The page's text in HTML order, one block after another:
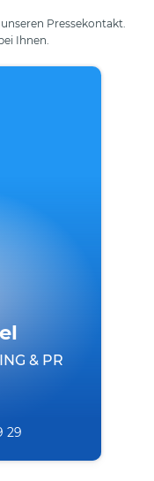
Pressekontakt.
Ihnen.
& PR
29